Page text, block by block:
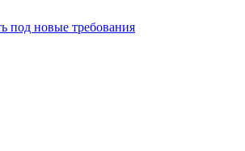
под новые требования